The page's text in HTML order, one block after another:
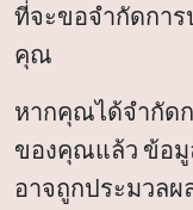
ที่จะขอจำกัดกา
คุณ
หากคุณได้จำกัด
ของคุณแล้ว ข้อ
อาจถูกประมวล